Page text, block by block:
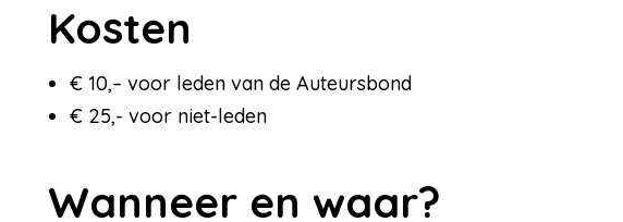
Kosten
€ 10,– voor leden van de Auteursbond
€ 25,- voor niet-leden
Wanneer en waar?